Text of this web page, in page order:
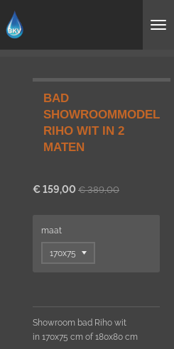
BAD
SHOWROOMMODEL
RIHO WIT IN 2
MATEN
€ 159,00 € 389,00
maat
Showroom bad Riho wit
in 170x75 cm of 180x80 cm